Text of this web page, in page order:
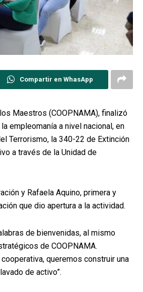
Compartir en WhasApp
Maestros (COOPNAMA), finalizó
empleomanía a nivel nacional, en
Terrorismo, la 340-22 de Extinción
a través de la Unidad de
y Rafaela Aquino, primera y
que dio apertura a la actividad.
de bienvenidas, al mismo
de COOPNAMA.
queremos construir una
de activo”.